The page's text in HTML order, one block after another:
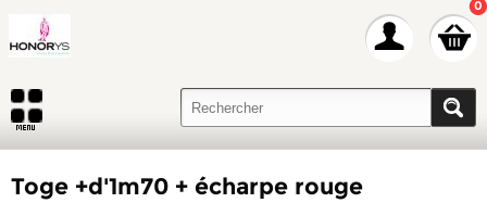
0
Toge +d'1m70 + écharpe rouge